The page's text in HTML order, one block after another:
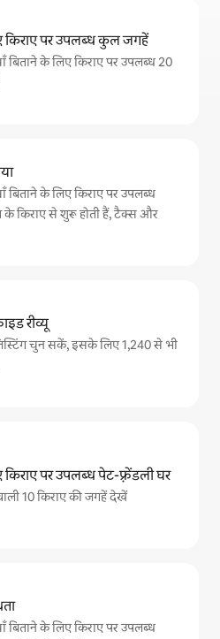
किराए पर उपलब्ध कुल जगहें
बिताने के लिए किराए पर उपलब्ध 20
बिताने के लिए किराए पर उपलब्ध
के किराए से शुरू होती हैं, टैक्स और
रीव्यू
चुन सकें, इसके लिए 1,240 से भी
किराए पर उपलब्ध पेट-फ़्रेंडली घर
10 किराए की जगहें देखें
बिताने के लिए किराए पर उपलब्ध